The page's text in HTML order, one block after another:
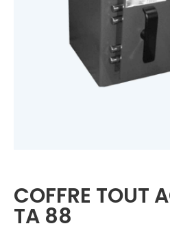
COFFRE TOUT
TA 88